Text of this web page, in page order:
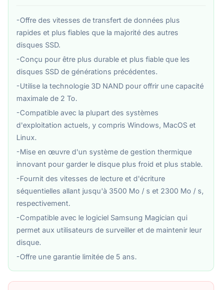
-Offre des vitesses de transfert de données plus
rapides et plus fiables que la majorité des autres
disques SSD.
-Conçu pour être plus durable et plus fiable que les
disques SSD de générations précédentes.
-Utilise la technologie 3D NAND pour offrir une capacité
maximale de 2 To.
-Compatible avec la plupart des systèmes
d'exploitation actuels, y compris Windows, MacOS et
Linux.
-Mise en œuvre d'un système de gestion thermique
innovant pour garder le disque plus froid et plus stable.
-Fournit des vitesses de lecture et d'écriture
séquentielles allant jusqu'à 3500 Mo / s et 2300 Mo / s,
respectivement.
-Compatible avec le logiciel Samsung Magician qui
permet aux utilisateurs de surveiller et de maintenir leur
disque.
-Offre une garantie limitée de 5 ans.